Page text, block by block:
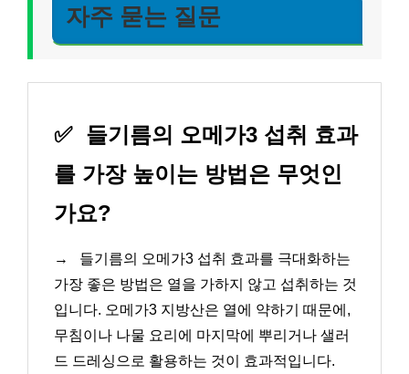
자주 묻는 질문
✅ 들기름의 오메가3 섭취 효과
를 가장 높이는 방법은 무엇인
가요?
→
들기름의 오메가3 섭취 효과를 극대화하는
가장 좋은 방법은 열을 가하지 않고 섭취하는 것
입니다. 오메가3 지방산은 열에 약하기 때문에,
무침이나 나물 요리에 마지막에 뿌리거나 샐러
드 드레싱으로 활용하는 것이 효과적입니다.